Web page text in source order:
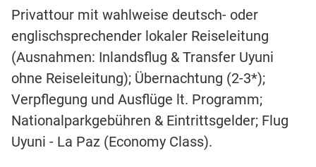
Privattour mit wahlweise deutsch- oder
englischsprechender lokaler Reiseleitung
(Ausnahmen: Inlandsflug & Transfer Uyuni
ohne Reiseleitung); Übernachtung (2-3*);
Verpflegung und Ausflüge lt. Programm;
Nationalparkgebühren & Eintrittsgelder; Flug
Uyuni - La Paz (Economy Class).